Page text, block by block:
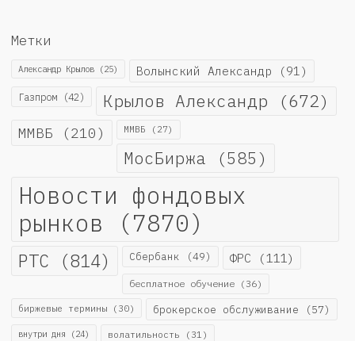
Метки
Александр Крылов (25) Волынский Александр (91)
Газпром (42) Крылов Александр (672)
ММВБ (210) ММВБ (27)
МосБиржа (585)
Новости фондовых
рынков (7870)
РТС (814) Сбербанк (49) ФРС (111)
бесплатное обучение (36)
биржевые термины (30) брокерское обслуживание (57)
внутри дня (24) волатильность (31)